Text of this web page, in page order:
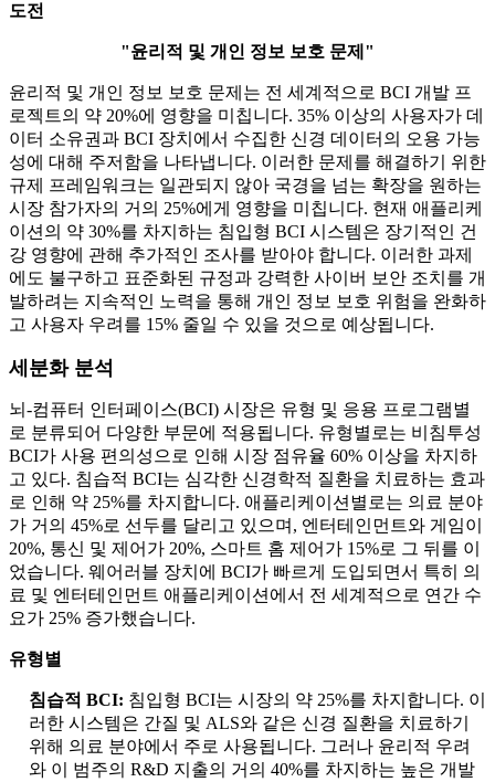
도전
"윤리적 및 개인 정보 보호 문제"
윤리적 및 개인 정보 보호 문제는 전 세계적으로 BCI 개발 프
로젝트의 약 20%에 영향을 미칩니다. 35% 이상의 사용자가 데
이터 소유권과 BCI 장치에서 수집한 신경 데이터의 오용 가능
성에 대해 주저함을 나타냅니다. 이러한 문제를 해결하기 위한
규제 프레임워크는 일관되지 않아 국경을 넘는 확장을 원하는
시장 참가자의 거의 25%에게 영향을 미칩니다. 현재 애플리케
이션의 약 30%를 차지하는 침입형 BCI 시스템은 장기적인 건
강 영향에 관해 추가적인 조사를 받아야 합니다. 이러한 과제
에도 불구하고 표준화된 규정과 강력한 사이버 보안 조치를 개
발하려는 지속적인 노력을 통해 개인 정보 보호 위험을 완화하
고 사용자 우려를 15% 줄일 수 있을 것으로 예상됩니다.
세분화 분석
뇌-컴퓨터 인터페이스(BCI) 시장은 유형 및 응용 프로그램별
로 분류되어 다양한 부문에 적용됩니다. 유형별로는 비침투성
BCI가 사용 편의성으로 인해 시장 점유율 60% 이상을 차지하
고 있다. 침습적 BCI는 심각한 신경학적 질환을 치료하는 효과
로 인해 약 25%를 차지합니다. 애플리케이션별로는 의료 분야
가 거의 45%로 선두를 달리고 있으며, 엔터테인먼트와 게임이
20%, 통신 및 제어가 20%, 스마트 홈 제어가 15%로 그 뒤를 이
었습니다. 웨어러블 장치에 BCI가 빠르게 도입되면서 특히 의
료 및 엔터테인먼트 애플리케이션에서 전 세계적으로 연간 수
요가 25% 증가했습니다.
유형별
침습적 BCI: 침입형 BCI는 시장의 약 25%를 차지합니다. 이
러한 시스템은 간질 및 ALS와 같은 신경 질환을 치료하기
위해 의료 분야에서 주로 사용됩니다. 그러나 윤리적 우려
와 이 범주의 R&D 지출의 거의 40%를 차지하는 높은 개발